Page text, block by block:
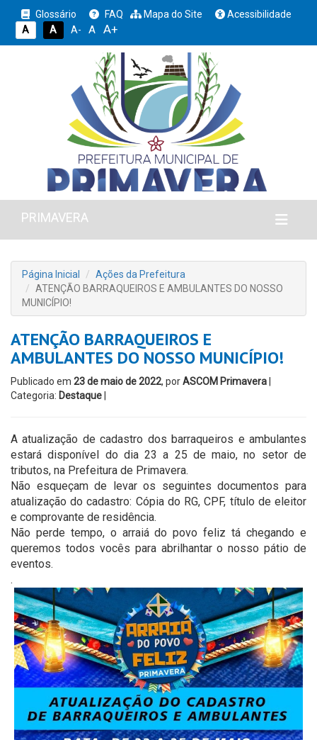
Glossário FAQ Mapa do Site
Acessibilidade
A
A A- A A+
PRIMAVERA
Página Inicial
Ações da Prefeitura
ATENÇÃO BARRAQUEIROS E AMBULANTES DO NOSSO
MUNICÍPIO!
ATENÇÃO BARRAQUEIROS E
AMBULANTES DO NOSSO MUNICÍPIO!
Publicado em 23 de maio de 2022, porASCOM Primavera
Categoria: Destaque
A atualização de cadastro dos barraqueiros e ambulantes
estará disponível do dia 23 a 25 de maio, no setor de
tributos, na Prefeitura de Primavera.
Não esqueçam de levar os seguintes documentos para
atualização do cadastro: Cópia do RG, CPF, título de eleitor
e comprovante de residência.
Não perde tempo, o arraiá do povo feliz tá chegando e
queremos todos vocês para abrilhantar o nosso pátio de
eventos.
.